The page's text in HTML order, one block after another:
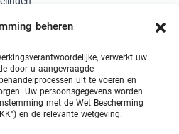
beheren
verwerkt uw
door u aangevraagde
uit te voeren en
Uw persoonsgegevens worden
met de Wet Bescherming
en de relevante wetgeving.
Turkije